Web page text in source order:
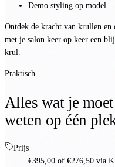
Demo styling op model
Ontdek de kracht van krullen
met je salon keer op keer een
krul.
Praktisch
Alles wat je moet
weten op één
Prijs
€395,00 of €276,50 via